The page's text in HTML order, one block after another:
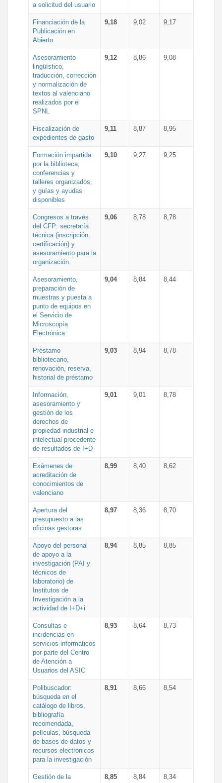
a solicitud del usuario
Financiación de la
Publicación en
Abierto
9,18 9,02 9,17
Asesoramiento
lingüístico,
traducción, corrección
y normalización de
textos al valenciano
realizados por el
SPNL
9,12 8,86 9,08
Fiscalización de
expedientes de gasto
9,11 8,87 8,95
Formación impartida
por la biblioteca,
conferencias y
talleres organizados,
y guías y ayudas
disponibles
9,10 9,27 9,25
Congresos a través
del CFP: secretaría
técnica (inscripción,
certificación) y
asesoramiento para la
organización.
9,06 8,78 8,78
Asesoramiento,
preparación de
muestras y puesta a
punto de equipos en
el Servicio de
Microscopía
Electrónica
9,04 8,84 8,44
Préstamo
bibliotecario,
renovación, reserva,
historial de préstamo
9,03 8,94 8,78
Información,
asesoramiento y
gestión de los
derechos de
propiedad industrial e
intelectual procedente
de resultados de I+D
9,01 9,01 8,78
Exámenes de
acreditación de
conocimientos de
valenciano
8,99 8,40 8,62
Apertura del
presupuesto a las
oficinas gestoras
8,97 8,36 8,70
Apoyo del personal
de apoyo a la
investigación (PAI y
técnicos de
laboratorio) de
Institutos de
Investigación a la
actividad de I+D+i
8,94 8,85 8,85
Consultas e
incidencias en
servicios informáticos
por parte del Centro
de Atención a
Usuarios del ASIC
8,93 8,64 8,73
Polibuscador:
búsqueda en el
catálogo de libros,
bibliografía
recomendada,
películas, búsqueda
de bases de datos y
recursos electrónicos
para la investigación
8,91 8,66 8,54
Gestión de la
8,85 8,84 8,34